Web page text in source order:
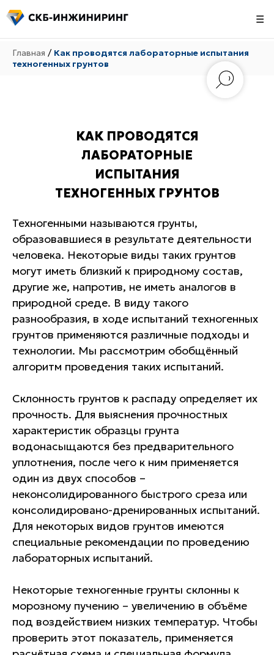
☰
Главная / Как проводятся лабораторные испытания
техногенных грунтов
КАК ПРОВОДЯТСЯ
ЛАБОРАТОРНЫЕ
ИСПЫТАНИЯ
ТЕХНОГЕННЫХ ГРУНТОВ
Техногенными называются грунты,
образовавшиеся в результате деятельности
человека. Некоторые виды таких грунтов
могут иметь близкий к природному состав,
другие же, напротив, не иметь аналогов в
природной среде. В виду такого
разнообразия, в ходе испытаний техногенных
грунтов применяются различные подходы и
технологии. Мы рассмотрим обобщённый
алгоритм проведения таких испытаний.
Склонность грунтов к распаду определяет их
прочность. Для выяснения прочностных
характеристик образцы грунта
водонасыщаются без предварительного
уплотнения, после чего к ним применяется
один из двух способов –
неконсолидированного быстрого среза или
консолидировано-дренированных испытаний.
Для некоторых видов грунтов имеются
специальные рекомендации по проведению
лабораторных испытаний.
Некоторые техногенные грунты склонны к
морозному пучению – увеличению в объёме
под воздействием низких температур. Чтобы
проверить этот показатель, применяется